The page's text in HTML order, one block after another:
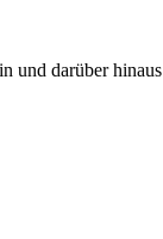
und darüber hinaus